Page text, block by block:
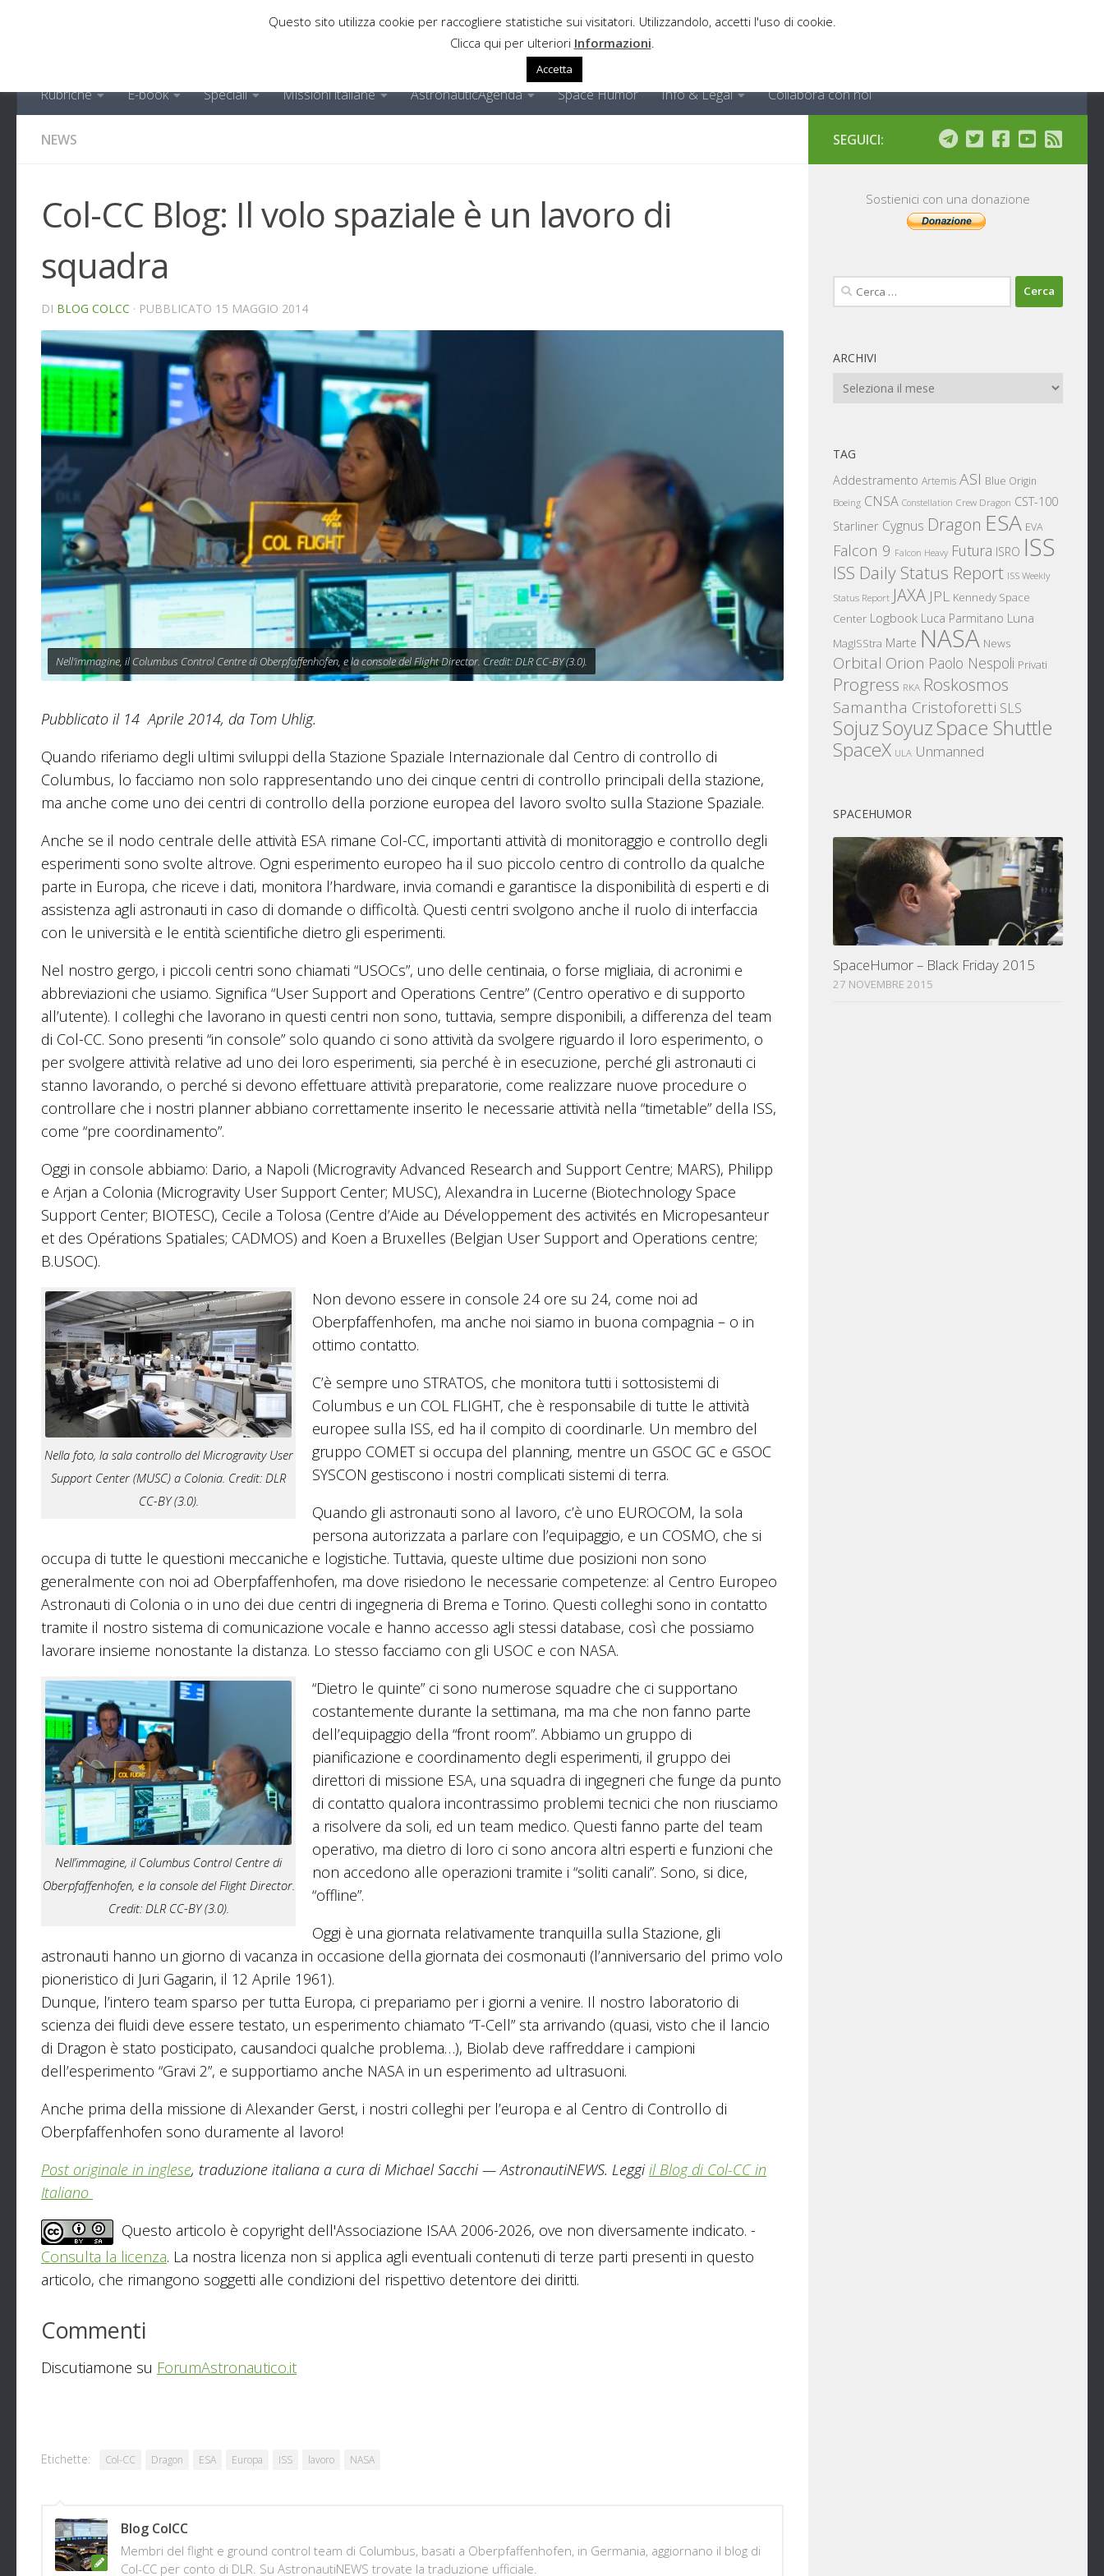
Rubriche E-book Speciali Missioni italiane AstronauticAgenda Space Humor Info & Legal Collabora con noi
NEWS
Col-CC Blog: Il volo spaziale è un lavoro di
squadra
DI BLOG COLCC · PUBBLICATO 15 MAGGIO 2014
Nell'immagine, il Columbus Control Centre di Oberpfaffenhofen, e la console del Flight Director. Credit: DLR CC-BY (3.0).
Pubblicato il 14 Aprile 2014, da Tom Uhlig.
Quando riferiamo degli ultimi sviluppi della Stazione Spaziale Internazionale dal Centro di controllo di
Columbus, lo facciamo non solo rappresentando uno dei cinque centri di controllo principali della stazione,
ma anche come uno dei centri di controllo della porzione europea del lavoro svolto sulla Stazione Spaziale.
Anche se il nodo centrale delle attività ESA rimane Col-CC, importanti attività di monitoraggio e controllo degli
esperimenti sono svolte altrove. Ogni esperimento europeo ha il suo piccolo centro di controllo da qualche
parte in Europa, che riceve i dati, monitora l’hardware, invia comandi e garantisce la disponibilità di esperti e di
assistenza agli astronauti in caso di domande o difficoltà. Questi centri svolgono anche il ruolo di interfaccia
con le università e le entità scientifiche dietro gli esperimenti.
Nel nostro gergo, i piccoli centri sono chiamati “USOCs”, uno delle centinaia, o forse migliaia, di acronimi e
abbreviazioni che usiamo. Significa “User Support and Operations Centre” (Centro operativo e di supporto
all’utente). I colleghi che lavorano in questi centri non sono, tuttavia, sempre disponibili, a differenza del team
di Col-CC. Sono presenti “in console” solo quando ci sono attività da svolgere riguardo il loro esperimento, o
per svolgere attività relative ad uno dei loro esperimenti, sia perché è in esecuzione, perché gli astronauti ci
stanno lavorando, o perché si devono effettuare attività preparatorie, come realizzare nuove procedure o
controllare che i nostri planner abbiano correttamente inserito le necessarie attività nella “timetable” della ISS,
come “pre coordinamento”.
Oggi in console abbiamo: Dario, a Napoli (Microgravity Advanced Research and Support Centre; MARS), Philipp
e Arjan a Colonia (Microgravity User Support Center; MUSC), Alexandra in Lucerne (Biotechnology Space
Support Center; BIOTESC), Cecile a Tolosa (Centre d’Aide au Développement des activités en Micropesanteur
et des Opérations Spatiales; CADMOS) and Koen a Bruxelles (Belgian User Support and Operations centre;
B.USOC).
Nella foto, la sala controllo del Microgravity User
Support Center (MUSC) a Colonia. Credit: DLR
CC-BY (3.0).
Non devono essere in console 24 ore su 24, come noi ad
Oberpfaffenhofen, ma anche noi siamo in buona compagnia – o in
ottimo contatto.
C’è sempre uno STRATOS, che monitora tutti i sottosistemi di
Columbus e un COL FLIGHT, che è responsabile di tutte le attività
europee sulla ISS, ed ha il compito di coordinarle. Un membro del
gruppo COMET si occupa del planning, mentre un GSOC GC e GSOC
SYSCON gestiscono i nostri complicati sistemi di terra.
Quando gli astronauti sono al lavoro, c’è uno EUROCOM, la sola
persona autorizzata a parlare con l’equipaggio, e un COSMO, che si
occupa di tutte le questioni meccaniche e logistiche. Tuttavia, queste ultime due posizioni non sono
generalmente con noi ad Oberpfaffenhofen, ma dove risiedono le necessarie competenze: al Centro Europeo
Astronauti di Colonia o in uno dei due centri di ingegneria di Brema e Torino. Questi colleghi sono in contatto
tramite il nostro sistema di comunicazione vocale e hanno accesso agli stessi database, così che possiamo
lavorare insieme nonostante la distanza. Lo stesso facciamo con gli USOC e con NASA.
Nell’immagine, il Columbus Control Centre di
Oberpfaffenhofen, e la console del Flight Director.
Credit: DLR CC-BY (3.0).
“Dietro le quinte” ci sono numerose squadre che ci supportano
costantemente durante la settimana, ma ma che non fanno parte
dell’equipaggio della “front room”. Abbiamo un gruppo di
pianificazione e coordinamento degli esperimenti, il gruppo dei
direttori di missione ESA, una squadra di ingegneri che funge da punto
di contatto qualora incontrassimo problemi tecnici che non riusciamo
a risolvere da soli, ed un team medico. Questi fanno parte del team
operativo, ma dietro di loro ci sono ancora altri esperti e funzioni che
non accedono alle operazioni tramite i “soliti canali”. Sono, si dice,
“offline”.
Oggi è una giornata relativamente tranquilla sulla Stazione, gli
astronauti hanno un giorno di vacanza in occasione della giornata dei cosmonauti (l’anniversario del primo volo
pioneristico di Juri Gagarin, il 12 Aprile 1961).
Dunque, l’intero team sparso per tutta Europa, ci prepariamo per i giorni a venire. Il nostro laboratorio di
scienza dei fluidi deve essere testato, un esperimento chiamato “T-Cell” sta arrivando (quasi, visto che il lancio
di Dragon è stato posticipato, causandoci qualche problema…), Biolab deve raffreddare i campioni
dell’esperimento “Gravi 2”, e supportiamo anche NASA in un esperimento ad ultrasuoni.
Anche prima della missione di Alexander Gerst, i nostri colleghi per l’europa e al Centro di Controllo di
Oberpfaffenhofen sono duramente al lavoro!
Post originale in inglese, traduzione italiana a cura di Michael Sacchi — AstronautiNEWS. Leggiil Blog di Col-CC in
Italiano
Questo articolo è copyright dell'Associazione ISAA 2006-2026, ove non diversamente indicato. -
Consulta la licenza. La nostra licenza non si applica agli eventuali contenuti di terze parti presenti in questo
articolo, che rimangono soggetti alle condizioni del rispettivo detentore dei diritti.
Commenti
Discutiamone su ForumAstronautico.it
Etichette: Col-CC Dragon ESA Europa ISS lavoro NASA
Blog ColCC
Membri del flight e ground control team di Columbus, basati a Oberpfaffenhofen, in Germania, aggiornano il blog di
Col-CC per conto di DLR. Su AstronautiNEWS trovate la traduzione ufficiale.
SEGUICI:
Sostienici con una donazione
Ricerca
per:
ARCHIVI
Archivi
TAG
Addestramento Artemis ASI Blue Origin
Boeing CNSA Constellation Crew Dragon CST-100
Starliner Cygnus Dragon ESA EVA
Falcon 9 Falcon Heavy Futura ISRO ISS
ISS Daily Status Report ISS Weekly
Status Report JAXA JPL Kennedy Space
Center Logbook Luca Parmitano Luna
MagISStra Marte NASA News
Orbital Orion Paolo Nespoli Privati
Progress RKA Roskosmos
Samantha Cristoforetti SLS
SojuzSoyuzSpace Shuttle
SpaceX ULA Unmanned
SPACEHUMOR
SpaceHumor – Black Friday 2015
27 NOVEMBRE 2015
Questo sito utilizza cookie per raccogliere statistiche sui visitatori. Utilizzandolo, accetti l'uso di cookie.
Clicca qui per ulteriori Informazioni
Accetta